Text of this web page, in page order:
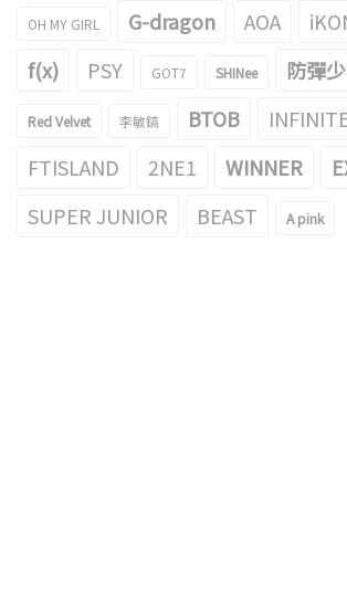
OH MY GIRL G-dragon AOA
f(x) PSY GOT7 SHINee 防彈
Red Velvet 李敏鎬 BTOB
FTISLAND
2NE1 WINNER
SUPER JUNIOR BEAST A pink